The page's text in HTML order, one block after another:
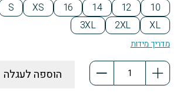
10
12
14
16
XS
S
XL
2XL
3XL
מדריך מידות
כמות
הוספה לעגלה